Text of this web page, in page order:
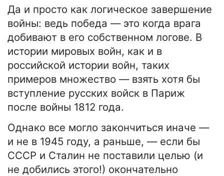
Да и просто как логическое завершение
войны: ведь победа — это когда врага
добивают в его собственном логове. В
истории мировых войн, как и в
российской истории войн, таких
примеров множество — взять хотя бы
вступление русских войск в Париж
после войны 1812 года.
Однако все могло закончиться иначе —
и не в 1945 году, а раньше, — если бы
СССР и Сталин не поставили целью (и
не добились этого!) окончательно